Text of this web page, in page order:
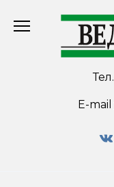
Тел.
E-mail